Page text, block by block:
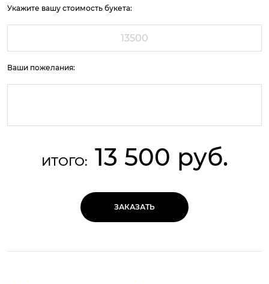
Укажите вашу стоимость букета:
Ваши пожелания:
ИТОГО: 13 500 руб.
ЗАКАЗАТЬ